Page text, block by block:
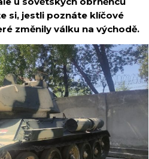
si, jestli poznáte klíčové
změnily válku na východě.